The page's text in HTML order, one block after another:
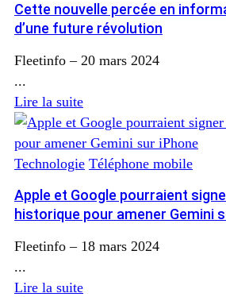
Cette nouvelle percée en
d’une future révolution
Fleetinfo – 20 mars 2024
...
Lire la suite
Technologie Téléphone mobile
Apple et Google pourraient
historique pour amener Gemini
Fleetinfo – 18 mars 2024
...
Lire la suite